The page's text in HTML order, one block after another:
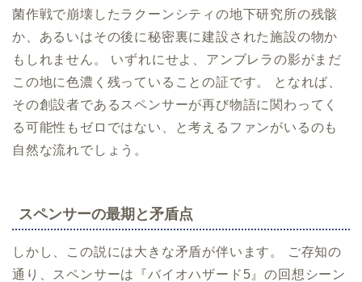
菌作戦で崩壊したラクーンシティの地下研究所の残骸
か、あるいはその後に秘密裏に建設された施設の物か
もしれません。 いずれにせよ、アンブレラの影がまだ
この地に色濃く残っていることの証です。 となれば、
その創設者であるスペンサーが再び物語に関わってく
る可能性もゼロではない、と考えるファンがいるのも
自然な流れでしょう。
スペンサーの最期と矛盾点
しかし、この説には大きな矛盾が伴います。 ご存知の
通り、スペンサーは『バイオハザード5』の回想シーン